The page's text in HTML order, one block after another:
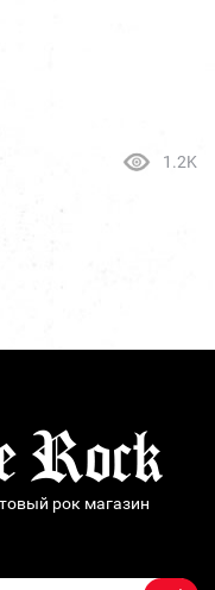
1.2K
рок магазин